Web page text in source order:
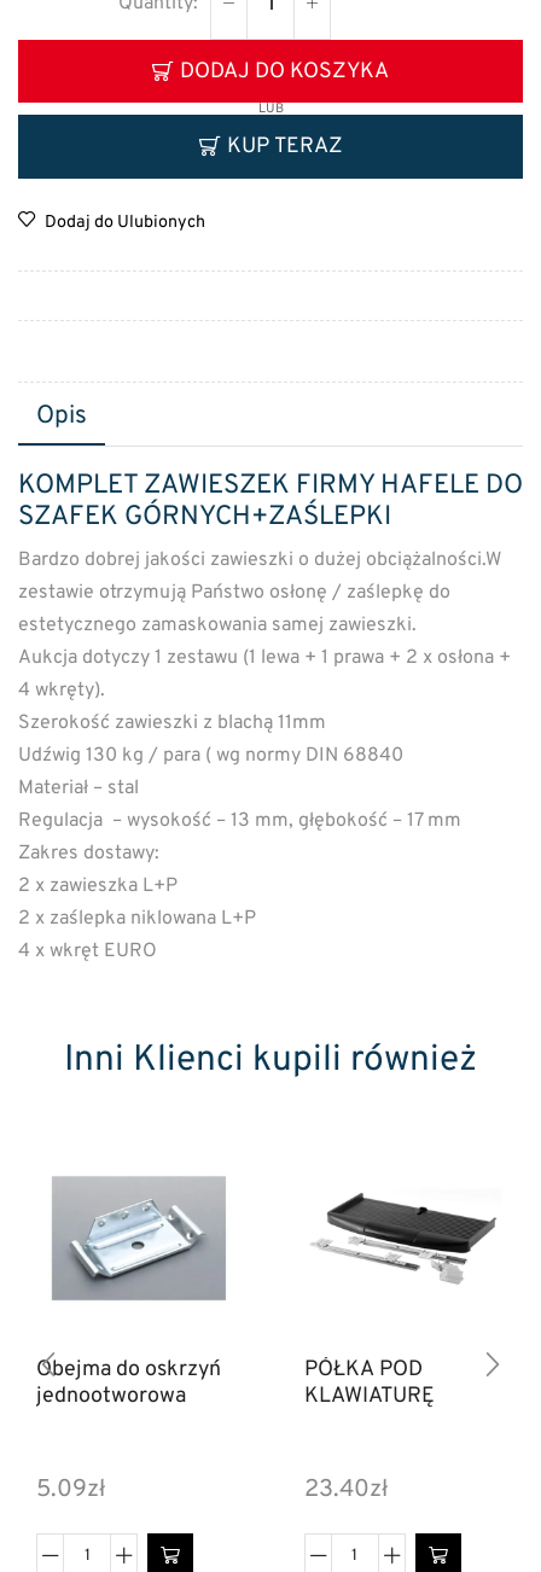
DODAJ DO KOSZYKA
LUB
KUP TERAZ
Dodaj do Ulubionych
Opis
KOMPLET ZAWIESZEK FIRMY HAFELE DO
SZAFEK GÓRNYCH+ZAŚLEPKI
Bardzo dobrej jakości zawieszki o dużej obciążalności.W
zestawie otrzymują Państwo osłonę / zaślepkę do
estetycznego zamaskowania samej zawieszki.
Aukcja dotyczy 1 zestawu (1 lewa + 1 prawa + 2 x osłona +
4 wkręty).
Szerokość zawieszki z blachą 11mm
Udźwig 130 kg / para ( wg normy DIN 68840
Materiał – stal
Regulacja – wysokość – 13 mm, głębokość – 17 mm
Zakres dostawy:
2 x zawieszka L+P
2 x zaślepka niklowana L+P
4 x wkręt EURO
Inni Klienci kupili również
Obejma do oskrzyń
jednootworowa
5.09zł
PÓŁKA POD
KLAWIATURĘ
23.40zł